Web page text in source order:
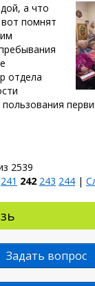
а что
помнят
отдела
2539
241 242 243 244 |
Задать вопрос